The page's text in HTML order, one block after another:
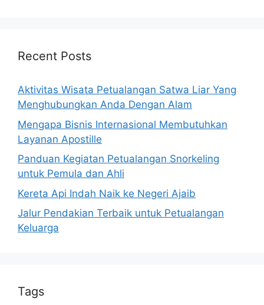
Recent Posts
Aktivitas Wisata Petualangan Satwa Liar Yang
Menghubungkan Anda Dengan Alam
Mengapa Bisnis Internasional Membutuhkan
Layanan Apostille
Panduan Kegiatan Petualangan Snorkeling
untuk Pemula dan Ahli
Kereta Api Indah Naik ke Negeri Ajaib
Jalur Pendakian Terbaik untuk Petualangan
Keluarga
Tags